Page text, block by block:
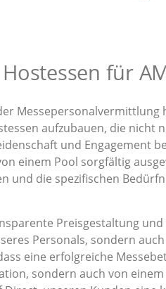
für
Messepersonalvermittlung
aufzubauen, die nicht
und Engagement
einem Pool sorgfältig
und die spezifischen
Preisgestaltung
Personals, sondern
eine erfolgreiche
sondern auch von